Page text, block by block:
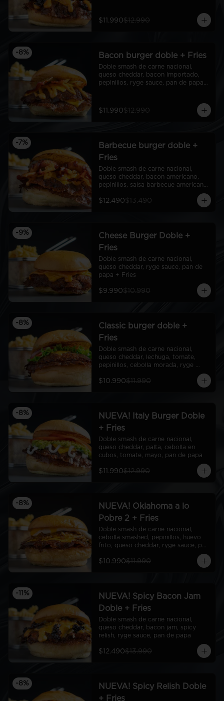
$11.990$12.990
-8% Bacon burger doble + Fries
Doble smash de carne nacional,
queso cheddar, bacon importado,
pepinillos, ryge sauce, pan de papa +
$11.990$12.990
-7%
Barbecue burger doble +
Fries
Doble smash de carne nacional,
queso cheddar, bacon americano,
pepinillos, salsa barbecue americana,
sauce, pan de papa + Fries
$12.490$13.490
-9%
Cheese Burger Doble +
Fries
Doble smash de carne nacional,
queso cheddar, ryge sauce, pan de
papa + Fries
$9.990$10.990
-8%
Classic burger doble +
Fries
Doble smash de carne nacional,
queso cheddar, lechuga, tomate,
pepinillos, cebolla morada, ryge
$10.990$11.990
-8%
NUEVA! Italy Burger Doble
+ Fries
Doble smash de carne nacional,
queso cheddar, palta, cebolla en
cubos, tomate, mayo, pan de papa
$11.990$12.990
-8%
NUEVA! Oklahoma a lo
Pobre 2 + Fries
Doble smash de carne nacional,
cebolla smashed, pepinillos, huevo
frito, queso cheddar, ryge sauce, pan
$10.990$11.990
-11 %
NUEVA! Spicy Bacon Jam
Doble + Fries
Doble smash de carne nacional,
queso cheddar, bacon jam, spicy
relish, ryge sauce, pan de papa
$12.490$13.990
-8%
NUEVA! Spicy Relish Doble
+ Fries